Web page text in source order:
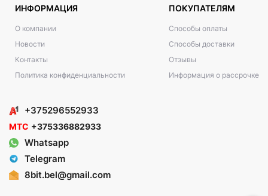
ИНФОРМАЦИЯ
О компании
Новости
Контакты
Политика конфиденциальности
ПОКУПАТЕЛЯМ
Способы оплаты
Способы доставки
Отзывы
Информация о рассрочке
+375296552933
МТС +375336882933
Whatsapp
Telegram
8bit.bel@gmail.com